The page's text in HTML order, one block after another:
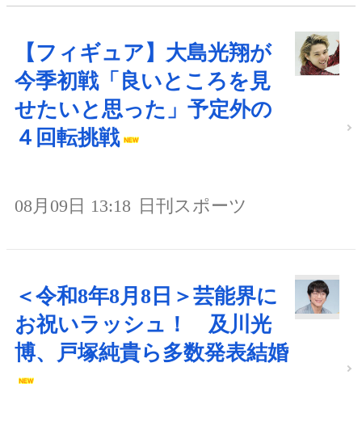
【フィギュア】大島光翔が
今季初戦「良いところを見
せたいと思った」予定外の
４回転挑戦
08月09日 13:18 日刊スポーツ
＜令和8年8月8日＞芸能界に
お祝いラッシュ！ 及川光
博、戸塚純貴ら多数発表結婚